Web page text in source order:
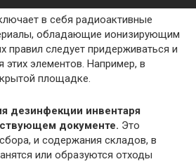
в себя радиоактивные
обладающие ионизирующим
правил следует придерживаться и
этих элементов. Например, в
площадке.
дезинфекции инвентаря
документе. Это
и содержания складов, в
или образуются отходы